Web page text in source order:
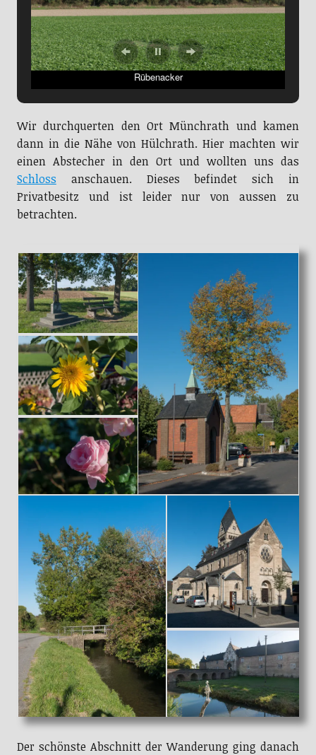
Rübenacker
Wir durchquerten den Ort Münchrath und kamen
dann in die Nähe von Hülchrath. Hier machten wir
einen Abstecher in den Ort und wollten uns das
Schloss anschauen. Dieses befindet sich in
Privatbesitz und ist leider nur von aussen zu
betrachten.
Der schönste Abschnitt der Wanderung ging danach